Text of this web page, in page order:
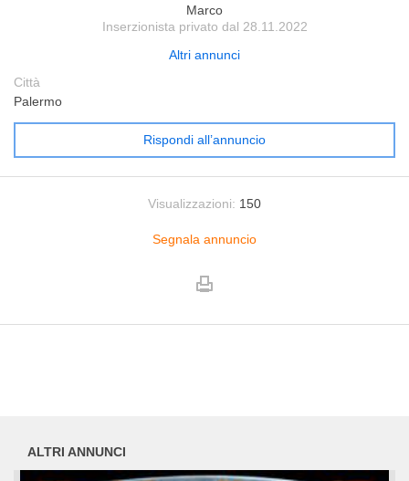
Marco
Inserzionista privato dal 28.11.2022
Altri annunci
Città
Palermo
Rispondi all’annuncio
Visualizzazioni: 150
Segnala annuncio
ALTRI ANNUNCI